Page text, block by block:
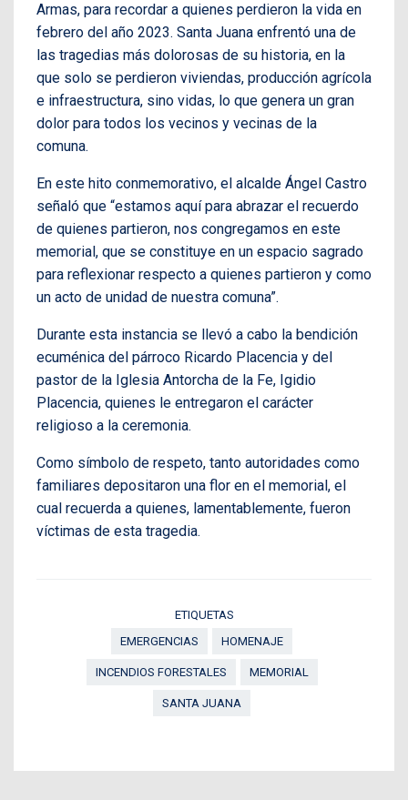
Armas, para recordar a quienes perdieron la vida en
febrero del año 2023. Santa Juana enfrentó una de
las tragedias más dolorosas de su historia, en la
que solo se perdieron viviendas, producción agrícola
e infraestructura, sino vidas, lo que genera un gran
dolor para todos los vecinos y vecinas de la
comuna.
En este hito conmemorativo, el alcalde Ángel Castro
señaló que “estamos aquí para abrazar el recuerdo
de quienes partieron, nos congregamos en este
memorial, que se constituye en un espacio sagrado
para reflexionar respecto a quienes partieron y como
un acto de unidad de nuestra comuna”.
Durante esta instancia se llevó a cabo la bendición
ecuménica del párroco Ricardo Placencia y del
pastor de la Iglesia Antorcha de la Fe, Igidio
Placencia, quienes le entregaron el carácter
religioso a la ceremonia.
Como símbolo de respeto, tanto autoridades como
familiares depositaron una flor en el memorial, el
cual recuerda a quienes, lamentablemente, fueron
víctimas de esta tragedia.
ETIQUETAS
EMERGENCIAS
HOMENAJE
INCENDIOS FORESTALES MEMORIAL
SANTA JUANA